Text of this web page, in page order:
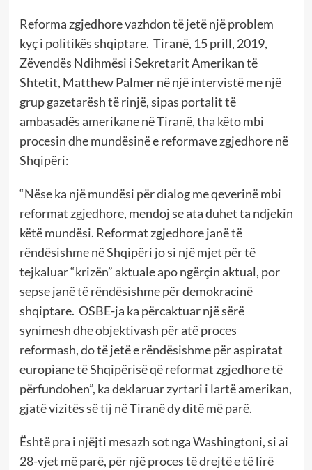
Reforma zgjedhore vazhdon të jetë një problem
kyç i politikës shqiptare. Tiranë, 15 prill, 2019,
Zëvendës Ndihmësi i Sekretarit Amerikan të
Shtetit, Matthew Palmer në një intervistë me një
grup gazetarësh të rinjë, sipas portalit të
ambasadës amerikane në Tiranë, tha këto mbi
procesin dhe mundësinë e reformave zgjedhore në
Shqipëri:
“Nëse ka një mundësi për dialog me qeverinë mbi
reformat zgjedhore, mendoj se ata duhet ta ndjekin
këtë mundësi. Reformat zgjedhore janë të
rëndësishme në Shqipëri jo si një mjet për të
tejkaluar “krizën” aktuale apo ngërçin aktual, por
sepse janë të rëndësishme për demokracinë
shqiptare. OSBE-ja ka përcaktuar një sërë
synimesh dhe objektivash për atë proces
reformash, do të jetë e rëndësishme për aspiratat
europiane të Shqipërisë që reformat zgjedhore të
përfundohen”, ka deklaruar zyrtari i lartë amerikan,
gjatë vizitës së tij në Tiranë dy ditë më parë.
Është pra i njëjti mesazh sot nga Washingtoni, si ai
28-vjet më parë, për një proces të drejtë e të lirë